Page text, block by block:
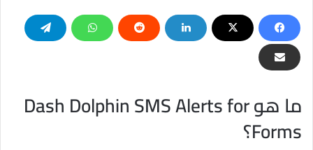
ما هو Dash Dolphin SMS Alerts for
Forms؟